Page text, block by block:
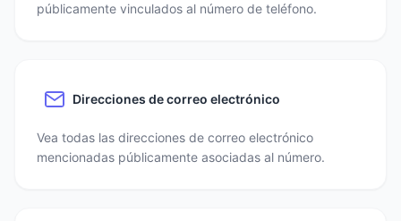
públicamente vinculados al número de teléfono.
Direcciones de correo electrónico
Vea todas las direcciones de correo electrónico
mencionadas públicamente asociadas al número.